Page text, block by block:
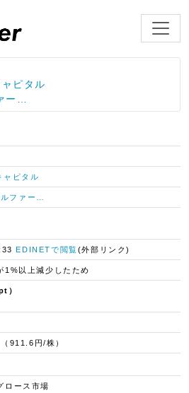
ピタル
ー…
ピタル
ファー…
EDINETで閲覧(外部リンク)
1%以上減少したため
）
911.6円/株）
ロース市場